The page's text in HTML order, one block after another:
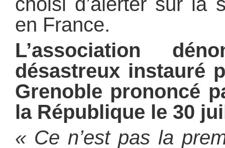
en France.
L’association
désastreux instauré
Grenoble prononcé
la République le 30
« Ce n’est pas la